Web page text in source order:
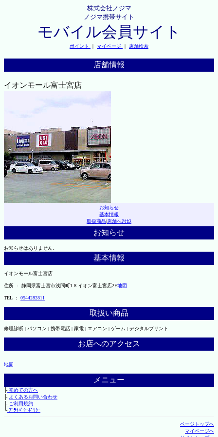
株式会社ノジマ
ノジマ携帯サイト
モバイル会員サイト
ポイント ｜ マイページ ｜ 店舗検索
店舗情報
イオンモール富士宮店
お知らせ
基本情報
取扱商品|店舗へｱｸｾｽ
お知らせ
お知らせはありません。
基本情報
イオンモール富士宮店
住所 ： 静岡県富士宮市浅間町1-8 イオン富士宮店2F地図
TEL ： 0544282811
取扱い商品
修理診断 | パソコン | 携帯電話 | 家電 | エアコン | ゲーム | デジタルプリント
お店へのアクセス
地図
メニュー
├初めての方へ
├ よくあるお問い合わせ
├ご利用規約
└ﾌﾟﾗｲﾊﾞｼｰﾎﾟﾘｼｰ
ページトップへ
マイページへ